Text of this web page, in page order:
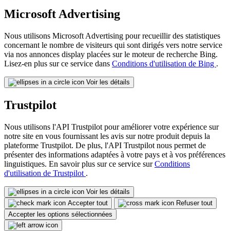
Microsoft Advertising
Nous utilisons Microsoft Advertising pour recueillir des statistiques
concernant le nombre de visiteurs qui sont dirigés vers notre service
via nos annonces display placées sur le moteur de recherche Bing.
Lisez-en plus sur ce service dans Conditions d'utilisation de Bing .
Voir les détails
Trustpilot
Nous utilisons l'API Trustpilot pour améliorer votre expérience sur
notre site en vous fournissant les avis sur notre produit depuis la
plateforme Trustpilot. De plus, l'API Trustpilot nous permet de
présenter des informations adaptées à votre pays et à vos préférences
linguistiques. En savoir plus sur ce service surConditions
d'utilisation de Trustpilot .
Voir les détails
Accepter tout
Refuser tout
Accepter les options sélectionnées